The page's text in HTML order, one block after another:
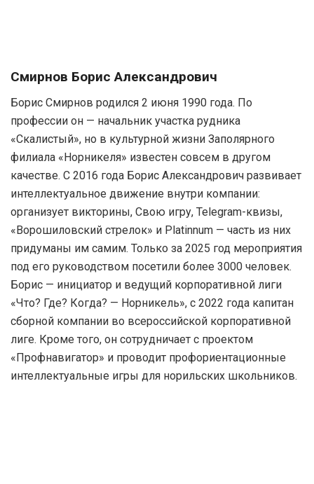
Смирнов Борис Александрович
Борис Смирнов родился 2 июня 1990 года. По
профессии он — начальник участка рудника
«Скалистый», но в культурной жизни Заполярного
филиала «Норникеля» известен совсем в другом
качестве. С 2016 года Борис Александрович развивает
интеллектуальное движение внутри компании:
организует викторины, Свою игру, Telegram-квизы,
«Ворошиловский стрелок» и Platinnum — часть из них
придуманы им самим. Только за 2025 год мероприятия
под его руководством посетили более 3000 человек.
Борис — инициатор и ведущий корпоративной лиги
«Что? Где? Когда? — Норникель», с 2022 года капитан
сборной компании во всероссийской корпоративной
лиге. Кроме того, он сотрудничает с проектом
«Профнавигатор» и проводит профориентационные
интеллектуальные игры для норильских школьников.